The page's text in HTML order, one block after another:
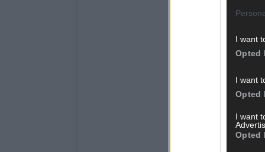
I want
Opted
I want
Opted
I want
Opted